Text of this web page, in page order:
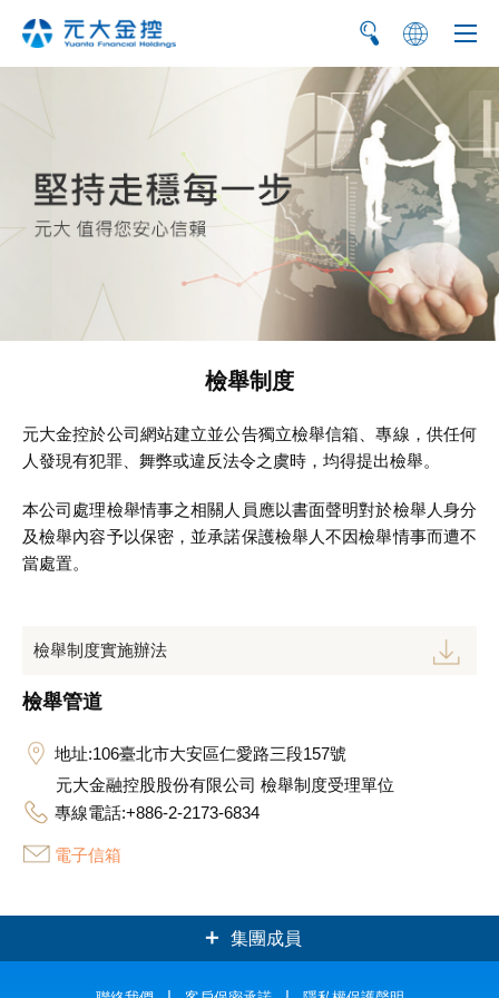
简 EN
檢舉制度
元大金控於公司網站建立並公告獨立檢舉信箱、專線，供任何
人發現有犯罪、舞弊或違反法令之虞時，均得提出檢舉。
本公司處理檢舉情事之相關人員應以書面聲明對於檢舉人身分
及檢舉內容予以保密，並承諾保護檢舉人不因檢舉情事而遭不
當處置。
檢舉制度實施辦法
檢舉管道
地址:106臺北市大安區仁愛路三段157號
元大金融控股股份有限公司 檢舉制度受理單位
專線電話:+886-2-2173-6834
電子信箱
集團成員